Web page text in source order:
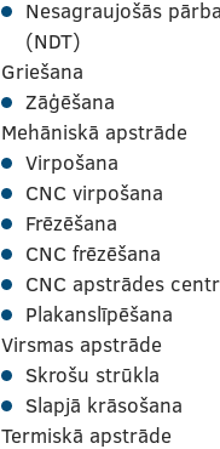
Nesagraujošās
(NDT)
Griešana
Zāģēšana
Mehāniskā apstrāde
Virpošana
CNC virpošana
Frēzēšana
CNC frēzēšana
CNC apstrādes
Plakanslīpēšana
Virsmas apstrāde
Skrošu strūkla
Slapjā krāsošana
Termiskā apstrāde